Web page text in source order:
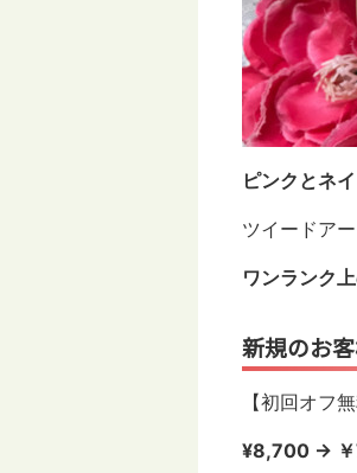
ピンクとネ
ツイードア
ワンランク
新規のお
【初回オフ
¥8,700 →